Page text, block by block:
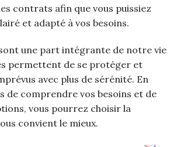
contrats afin que vous puissiez
et adapté à vos besoins.
une part intégrante de notre vie
permettent de se protéger et
avec plus de sérénité. En
de comprendre vos besoins et de
vous pourrez choisir la
convient le mieux.